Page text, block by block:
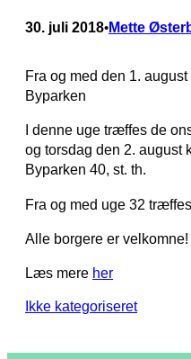
30. juli 2018•Mette
Fra og med den 1.
Byparken
I denne uge træffes de
og torsdag den 2. august
Byparken 40, st. th.
Fra og med uge 32
Alle borgere er velkomne!
Læs mere her
Ikke kategoriseret